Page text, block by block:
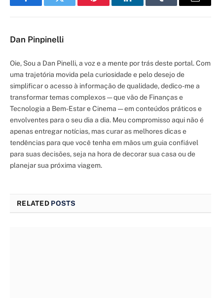
FacebookTwitter Pinterest LinkedInTumblr Email
Dan Pinpinelli
Oie, Sou a Dan Pinelli, a voz e a mente por trás deste portal. Com
uma trajetória movida pela curiosidade e pelo desejo de
simplificar o acesso à informação de qualidade, dedico-me a
transformar temas complexos — que vão de Finanças e
Tecnologia a Bem-Estar e Cinema — em conteúdos práticos e
envolventes para o seu dia a dia. Meu compromisso aqui não é
apenas entregar notícias, mas curar as melhores dicas e
tendências para que você tenha em mãos um guia confiável
para suas decisões, seja na hora de decorar sua casa ou de
planejar sua próxima viagem.
RELATED POSTS